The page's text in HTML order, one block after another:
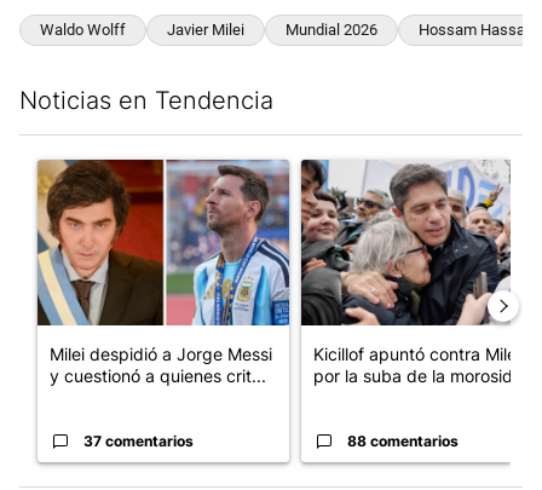
Waldo Wolff Javier Milei Mundial 2026 Hossam Hassan
Noticias en Tendencia
Un artículo de tendencia con el título "Milei despidió a Jorge
Milei despidió a Jorge Messi
y cuestionó a quienes crit...
37 comentarios
Un artículo de tendencia con
Kicillof apuntó contra Milei
por la suba de la morosida...
88 comentarios